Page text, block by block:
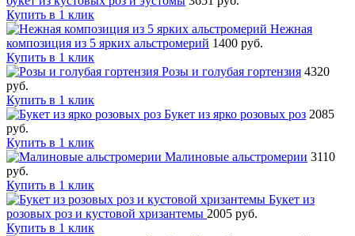
Купить в 1 клик
Нежная
композиция из 5 ярких альстромерий 1400 руб.
Купить в 1 клик
Розы и голубая гортензия 4320
руб.
Купить в 1 клик
Букет из ярко розовых роз 2085
руб.
Купить в 1 клик
Малиновые альстромерии 3110
руб.
Купить в 1 клик
Букет из
розовых роз и кустовой хризантемы 2005 руб.
Купить в 1 клик